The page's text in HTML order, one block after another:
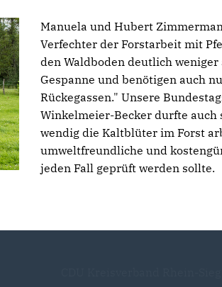
Manuela und Hubert
Verfechter der Forstarbeit mit
den Waldboden deutlich
Gespanne und benötigen auch
Rückegassen." Unsere
Winkelmeier-Becker durfte auch
wendig die Kaltblüter im Forst
umweltfreundliche und
jeden Fall geprüft werden sollte.